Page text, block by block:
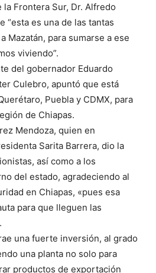
Frontera Sur, Dr. Alfredo
“esta es una de las tantas
Mazatán, para sumarse a ese
viviendo”.
del gobernador Eduardo
Culebro, apuntó que está
Puebla y CDMX, para
de Chiapas.
Mendoza, quien en
Sarita Barrera, dio la
así como a los
del estado, agradeciendo al
en Chiapas, «pues esa
para que lleguen las
una fuerte inversión, al grado
una planta no solo para
productos de exportación